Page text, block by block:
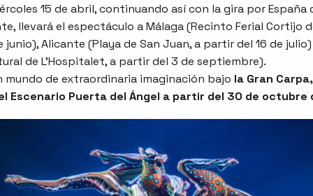
15 de abril, continuando así con la gira por España
llevará el espectáculo a Málaga (Recinto Ferial Cortijo
Alicante (Playa de San Juan, a partir del 16 de
de L’Hospitalet, a partir del 3 de septiembre).
mundo de extraordinaria imaginación bajo la Gran
Escenario Puerta del Ángel a partir del 30 de octubre